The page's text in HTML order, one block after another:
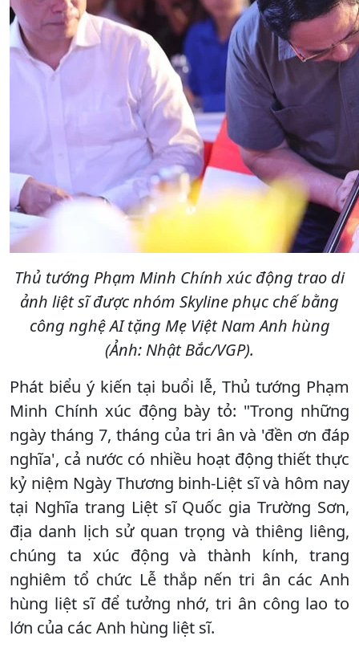
Thủ tướng Phạm Minh Chính xúc động trao di
ảnh liệt sĩ được nhóm Skyline phục chế bằng
công nghệ AI tặng Mẹ Việt Nam Anh hùng
(Ảnh: Nhật Bắc/VGP).
Phát biểu ý kiến tại buổi lễ, Thủ tướng Phạm
Minh Chính xúc động bày tỏ: "Trong những
ngày tháng 7, tháng của tri ân và 'đền ơn đáp
nghĩa', cả nước có nhiều hoạt động thiết thực
kỷ niệm Ngày Thương binh-Liệt sĩ và hôm nay
tại Nghĩa trang Liệt sĩ Quốc gia Trường Sơn,
địa danh lịch sử quan trọng và thiêng liêng,
chúng ta xúc động và thành kính, trang
nghiêm tổ chức Lễ thắp nến tri ân các Anh
hùng liệt sĩ để tưởng nhớ, tri ân công lao to
lớn của các Anh hùng liệt sĩ.